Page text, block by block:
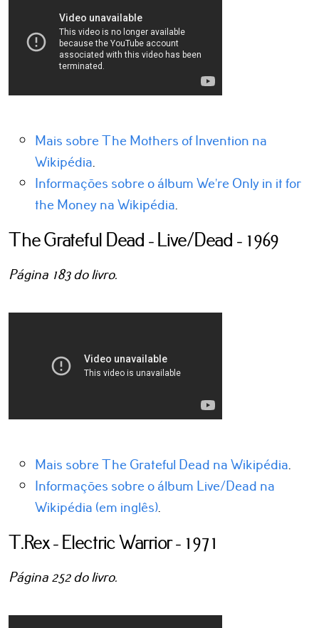
Mais sobre The Mothers of Invention na
Wikipédia
Informações sobre o álbum We’re Only in it for
the Money na Wikipédia
The Grateful Dead - Live/Dead - 1969
Página 183 do livro.
Mais sobre The Grateful Dead na Wikipédia
Informações sobre o álbum Live/Dead na
Wikipédia (em inglês)
T.Rex - Electric Warrior - 1971
Página 252 do livro.